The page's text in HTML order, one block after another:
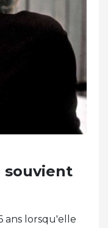
souvient
ans lorsqu'elle